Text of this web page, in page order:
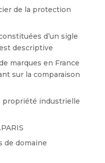
de la protection
d’un sigle
descriptive
marques en France
sur la comparaison
propriété industrielle
de domaine